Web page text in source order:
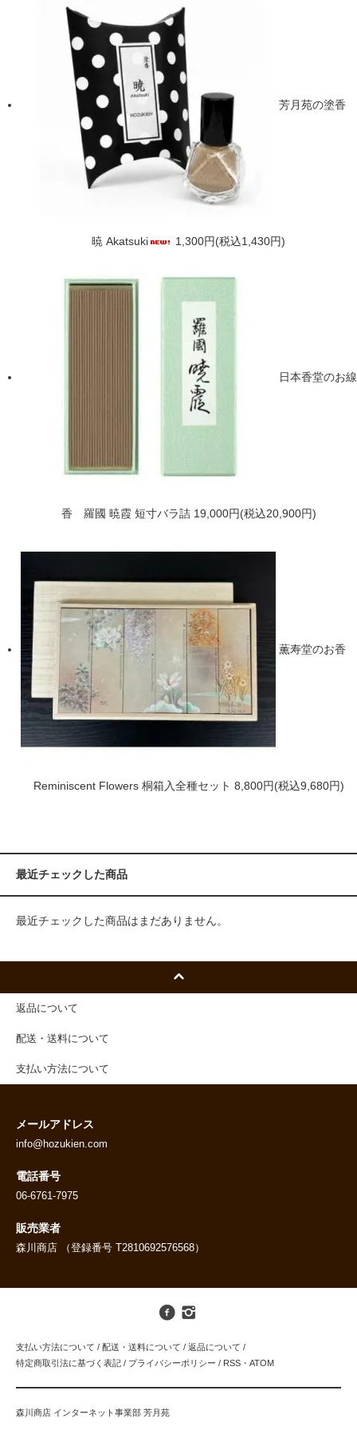
芳月苑の塗香
暁 Akatsuki 1,300円(税込1,430円)
日本香堂のお線
香 羅國 暁霞 短寸バラ詰 19,000円(税込20,900円)
薫寿堂のお香
Reminiscent Flowers 桐箱入全種セット 8,800円(税込9,680円)
最近チェックした商品
最近チェックした商品はまだありません。
返品について
配送・送料について
支払い方法について
メールアドレス
info@hozukien.com
電話番号
06-6761-7975
販売業者
森川商店 （登録番号 T2810692576568）
支払い方法について / 配送・送料について / 返品について /
特定商取引法に基づく表記 / プライバシーポリシー / RSS ・ ATOM
森川商店 インターネット事業部 芳月苑